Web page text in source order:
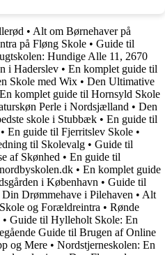
• Alt om Børnehaver på
på Fløng Skole • Guide til
Hundige Alle 11, 2670
i Haderslev • En komplet guide til
Skole med Wix • Den Ultimative
En komplet guide til Hornsyld Skole
Perle i Nordsjælland • Den
skole i Stubbæk • En guide til
• En guide til Fjerritslev Skole •
til Skolevalg • Guide til
af Skønhed • En guide til
• En komplet guide
i København • Guide til
Drømmehave i Pilehaven • Alt
og Forældreintra • Rønde
• Guide til Hylleholt Skole: En
Guide til Brugen af Online
og Mere • Nordstjerneskolen: En